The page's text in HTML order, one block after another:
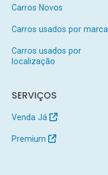
Carros Novos
Carros usados por marca
Carros usados por
localização
SERVIÇOS
Venda Já
Premium